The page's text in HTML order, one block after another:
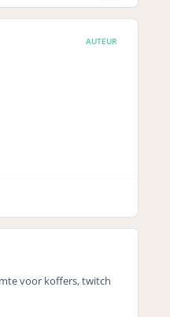
AUTEUR
voor koffers, twitch